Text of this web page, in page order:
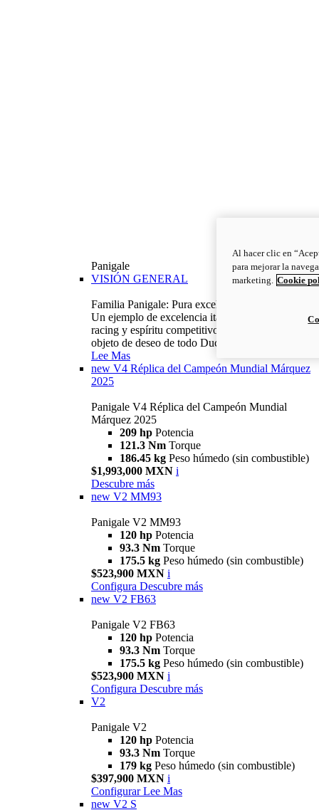
Panigale
VISIÓN GENERAL
Familia Panigale: Pura excelencia italiana.
Un ejemplo de excelencia italiana, con ADN
racing y espíritu competitivo: la Panigale es el
objeto de deseo de todo Ducatista.
Lee Mas
new V4 Réplica del Campeón Mundial Márquez
2025
Panigale V4 Réplica del Campeón Mundial
Márquez 2025
209 hp Potencia
121.3 Nm Torque
186.45 kg Peso húmedo (sin combustible)
$1,993,000 MXN i
Descubre más
new V2 MM93
Panigale V2 MM93
120 hp Potencia
93.3 Nm Torque
175.5 kg Peso húmedo (sin combustible)
$523,900 MXN i
Configura Descubre más
new V2 FB63
Panigale V2 FB63
120 hp Potencia
93.3 Nm Torque
175.5 kg Peso húmedo (sin combustible)
$523,900 MXN i
Configura Descubre más
V2
Panigale V2
120 hp Potencia
93.3 Nm Torque
179 kg Peso húmedo (sin combustible)
$397,900 MXN i
Configurar Lee Mas
new V2 S
Al hacer clic en
para mejorar la
marketing. Cookie